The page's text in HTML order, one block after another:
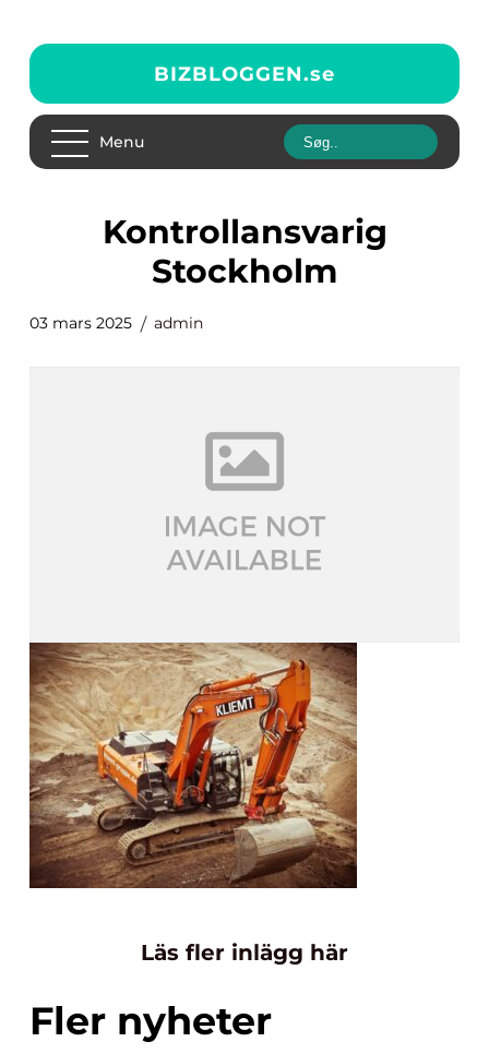
BIZBLOGGEN.se
Menu
Kontrollansvarig
Stockholm
03 mars 2025 admin
Läs fler inlägg här
Fler nyheter